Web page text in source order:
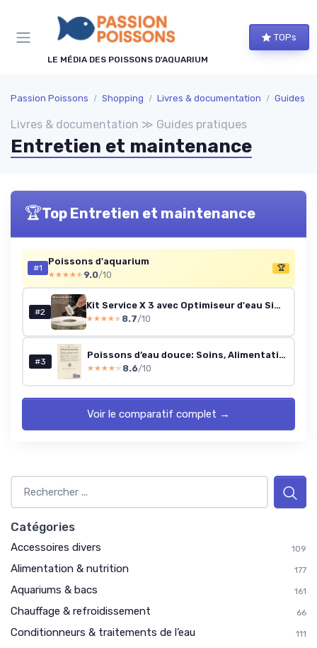
LE MÉDIA DES POISSONS D'AQUARIUM
TOPs
Passion Poissons Shopping Livres & documentation Guides
Livres & documentation ≫ Guides pratiques
Entretien et maintenance
🏆Top Entretien et maintenance
#1
Poissons d'aquarium
★★★★★
★★★★★ 9.0/10
🏆
#2
Kit Service X 3 avec Optimiseur d'eau Simple
★★★★★
★★★★★ 8.7/10
#3
Poissons d’eau douce: Soins, Alimentation, Comportement et Bien-être des Poissons d’aquarium
★★★★★
★★★★★ 8.6/10
Voir le comparatif complet →
Catégories
Accessoires divers 109
Alimentation & nutrition 177
Aquariums & bacs 161
Chauffage & refroidissement 66
Conditionneurs & traitements de l’eau 111